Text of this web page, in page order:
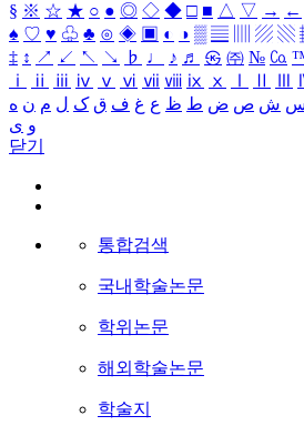
§ ※ ☆ ★ ○ ● ◎ ◇ ◆ □ ■ △ ▽ → ←
♠ ♡ ♥ ♧ ♣ ⊙ ◈ ▣ ◐ ◑ ▒ ▤ ▨ ▧
‡ ↕ ↗ ↙ ↖ ↘ ♭ ♩ ♪ ♬ ㉿ ㈜ № ㏇
ⅰ
ⅱ ⅲ ⅳ ⅴ ⅵ ⅶ ⅷ ⅸ ⅹ
ش ص ض ط ظ ع غ ف ق ک ل م ن ه
و ی
닫기
통합검색
국내학술논문
학위논문
해외학술논문
학술지